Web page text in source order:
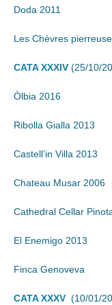
Doda 2011
Les Chèvres
CATA XXXIV (25/10/
Òlbia 2016
Ribolla Gialla 2013
Castell’in Villa 2013
Chateau Musar 2006
Cathedral Cellar
El Enemigo 2013
Finca Genoveva
CATA XXXV (10/01/